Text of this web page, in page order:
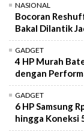
NASIONAL
Bocoran
Bakal Dilantik
GADGET
4 HP Murah
dengan
GADGET
6 HP Samsung
hingga Koneksi